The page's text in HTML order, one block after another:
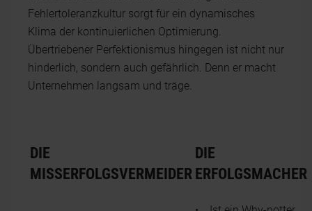
Fehlertoleranzkultur sorgt für ein dynamisches
Klima der kontinuierlichen Optimierung.
Übertriebener Perfektionismus hingegen ist nicht nur
hinderlich, sondern auch gefährlich. Denn er macht
Unternehmen langsam und träge.
DIE
MISSERFOLGSVERMEIDER
DIE
ERFOLGSMACHER